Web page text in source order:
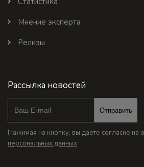
Мнение эксперта
Релизы
Рассылка новостей
Отправить
Нажимая на кнопку, вы даете согласие на
персональных данных